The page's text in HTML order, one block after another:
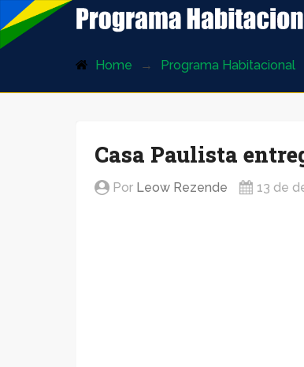
Home Programa Habitacional
Casa Paulista
Por Leow Rezende 13 de